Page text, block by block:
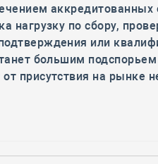
аккредитованных
нагрузку по сбору,
или
большим
присутствия на рынке